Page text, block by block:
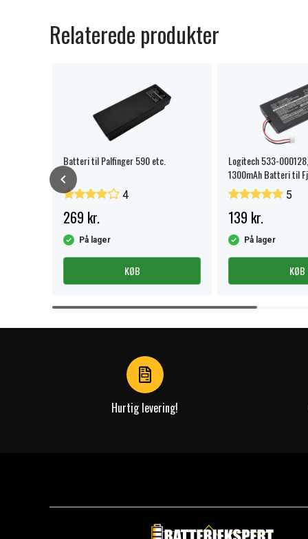
Relaterede produkter
Batteri til Palfinger 590 etc.
4
269 kr.
På lager
KØB
Logitech 533-
1300mAh Batteri til
5
139 kr.
På lager
KØB
Item
Hurtig levering!